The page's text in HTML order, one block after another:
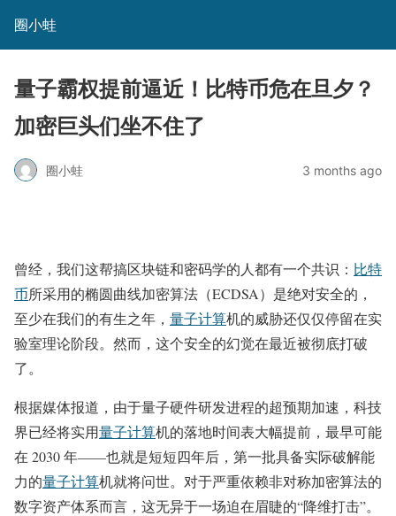
圈小蛙
量子霸权提前逼近！比特币危在旦夕？
加密巨头们坐不住了
圈小蛙 3 months ago
曾经，我们这帮搞区块链和密码学的人都有一个共识： 比特
币所采用的椭圆曲线加密算法（ECDSA）是绝对安全的，
至少在我们的有生之年， 量子计算机的威胁还仅仅停留在实
验室理论阶段。然而，这个安全的幻觉在最近被彻底打破
了。
根据媒体报道，由于量子硬件研发进程的超预期加速，科技
界已经将实用量子计算机的落地时间表大幅提前，最早可能
在 2030 年——也就是短短四年后，第一批具备实际破解能
力的量子计算机就将问世。对于严重依赖非对称加密算法的
数字资产体系而言，这无异于一场迫在眉睫的“降维打击”。